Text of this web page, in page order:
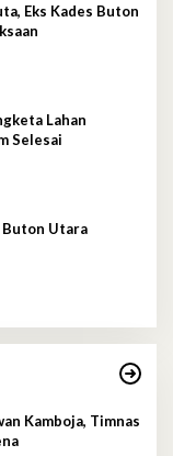
Eks Kades Buton
Lahan
Selesai
Buton Utara
Kamboja, Timnas